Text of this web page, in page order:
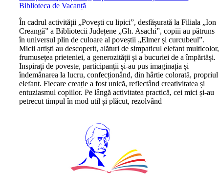
Biblioteca de Vacanță
În cadrul activității „Povești cu lipici”, desfășurată la Filiala „Ion
Creangă” a Bibliotecii Județene „Gh. Asachi”, copiii au pătruns
în universul plin de culoare al poveștii „Elmer și curcubeul”.
Micii artiști au descoperit, alături de simpaticul elefant multicolor,
frumusețea prieteniei, a generozității și a bucuriei de a împărtăși.
Inspirați de poveste, participanții și-au pus imaginația și
îndemânarea la lucru, confecționând, din hârtie colorată, propriul
elefant. Fiecare creație a fost unică, reflectând creativitatea și
entuziasmul copiilor. Pe lângă activitatea practică, cei mici și-au
petrecut timpul în mod util și plăcut, rezolvând